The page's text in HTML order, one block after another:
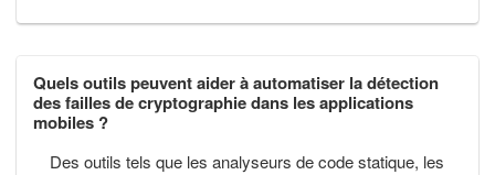
Quels outils peuvent aider à automatiser la détection
des failles de cryptographie dans les applications
mobiles ?
Des outils tels que les analyseurs de code statique, les